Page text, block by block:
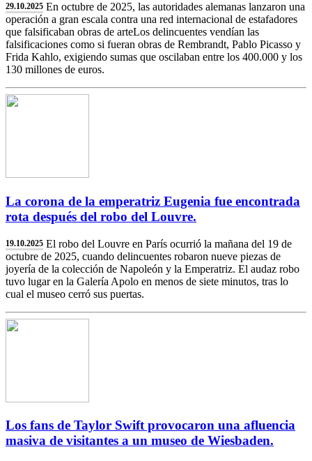
29.10.2025 En octubre de 2025, las autoridades alemanas lanzaron una
operación a gran escala contra una red internacional de estafadores
que falsificaban obras de arteLos delincuentes vendían las
falsificaciones como si fueran obras de Rembrandt, Pablo Picasso y
Frida Kahlo, exigiendo sumas que oscilaban entre los 400.000 y los
130 millones de euros.
La corona de la emperatriz Eugenia fue encontrada
rota después del robo del Louvre.
19.10.2025 El robo del Louvre en París ocurrió la mañana del 19 de
octubre de 2025, cuando delincuentes robaron nueve piezas de
joyería de la colección de Napoleón y la Emperatriz. El audaz robo
tuvo lugar en la Galería Apolo en menos de siete minutos, tras lo
cual el museo cerró sus puertas.
Los fans de Taylor Swift provocaron una afluencia
masiva de visitantes a un museo de Wiesbaden.